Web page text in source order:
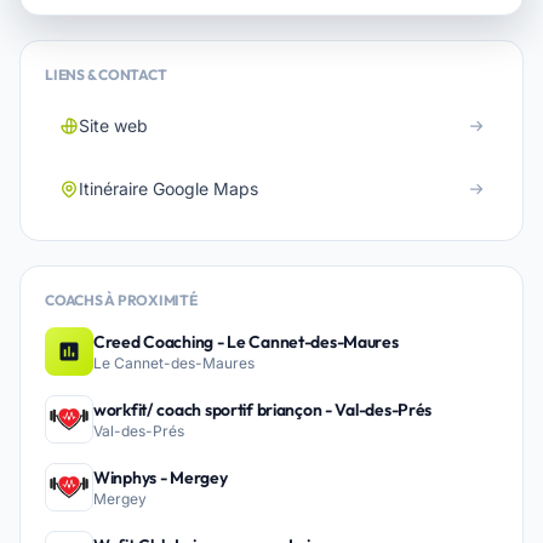
LIENS & CONTACT
Site web
Itinéraire Google Maps
COACHS À PROXIMITÉ
Creed Coaching - Le Cannet-des-Maures
Le Cannet-des-Maures
workfit/ coach sportif briançon - Val-des-Prés
Val-des-Prés
Winphys - Mergey
Mergey